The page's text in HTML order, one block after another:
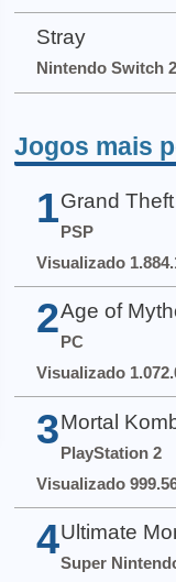
Stray
Nintendo Switch 2
Jogos mais
1 Grand
PSP
Visualizado
2 Age of
PC
Visualizado
3 Mortal
PlayStation 2
Visualizado
4 Ultimate
Super